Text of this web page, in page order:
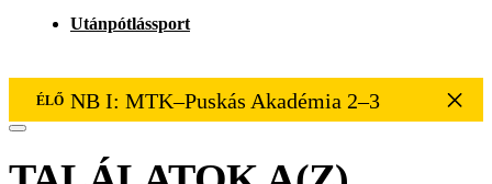
Utánpótlássport
ÉLŐ NB I: MTK–Puskás Akadémia 2–3